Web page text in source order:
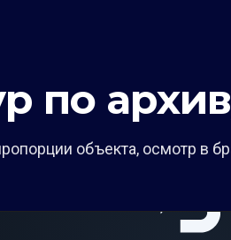
по
объекта, осмотр в